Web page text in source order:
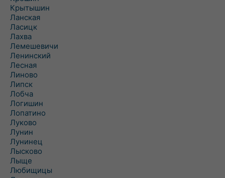
Крытышин
Ланская
Ласицк
Лахва
Лемешевичи
Ленинский
Лесная
Линово
Липск
Лобча
Логишин
Лопатино
Луково
Лунин
Лунинец
Лысково
Лыще
Любищицы